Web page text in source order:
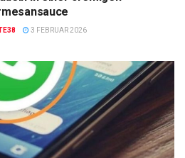
3 FEBRUAR 2026